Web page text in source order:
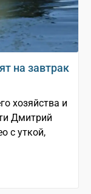
на завтрак
хозяйства и
Дмитрий
с уткой,